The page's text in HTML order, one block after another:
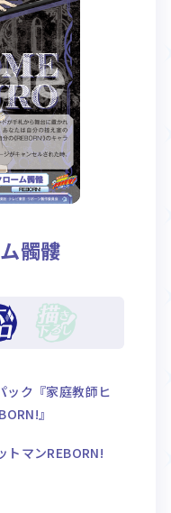
Recipe
ッキレシピ
髑髏
ック『家庭教師ヒ
』
トマンREBORN!